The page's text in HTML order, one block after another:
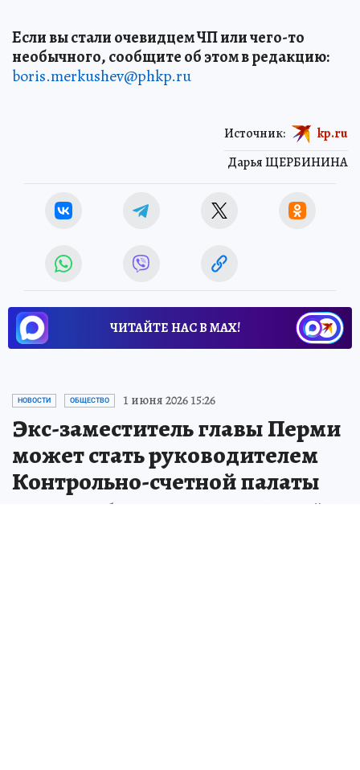
Если вы стали очевидцем ЧП или чего-то
необычного, сообщите об этом в редакцию:
boris.merkushev@phkp.ru
Дарья ЩЕРБИНИНА
Источник: kp.ru
ЧИТАЙТЕ НАС В МАХ!
НОВОСТИ ОБЩЕСТВО 1 июня 2026 15:26
Экс-заместитель главы Перми
может стать руководителем
Контрольно-счетной палаты
В случае одобрения депутатами Алексей